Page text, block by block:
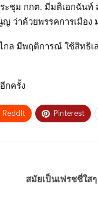
ะชุม กกต. มีมติเอกฉันท์
ว่าด้วยพรรคการเมือง
มีพฤติการณ์ ใช้สิทธิเ
กครั้ง
ReddIt Pinterest
สมัยเป็นเฟรชชี่ใส